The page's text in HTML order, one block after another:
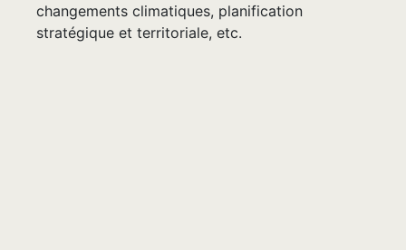
changements climatiques, planification
stratégique et territoriale, etc.